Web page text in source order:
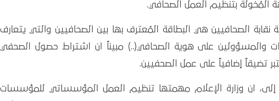
المُخولة بتنظيم العمل الصحافي.
الصحافيين هي البطاقة المُعترف بها بين الصحافيين والتي يتعارف
والمسؤولين على هوية الصحافي(..) مبيناً ان اشتراط حصول الصحفي
تضيقاً إضافياً على عمل الصحفيين.
إلى، ان وزارة الإعلام مهمتها تنظيم العمل المؤسساتي للمؤسسات